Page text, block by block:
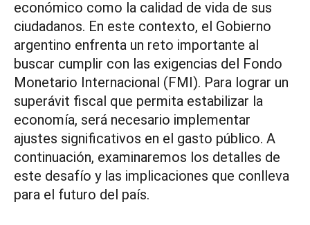
económico como la calidad de vida de sus
ciudadanos. En este contexto, el Gobierno
argentino enfrenta un reto importante al
buscar cumplir con las exigencias del Fondo
Monetario Internacional (FMI). Para lograr un
superávit fiscal que permita estabilizar la
economía, será necesario implementar
ajustes significativos en el gasto público. A
continuación, examinaremos los detalles de
este desafío y las implicaciones que conlleva
para el futuro del país.